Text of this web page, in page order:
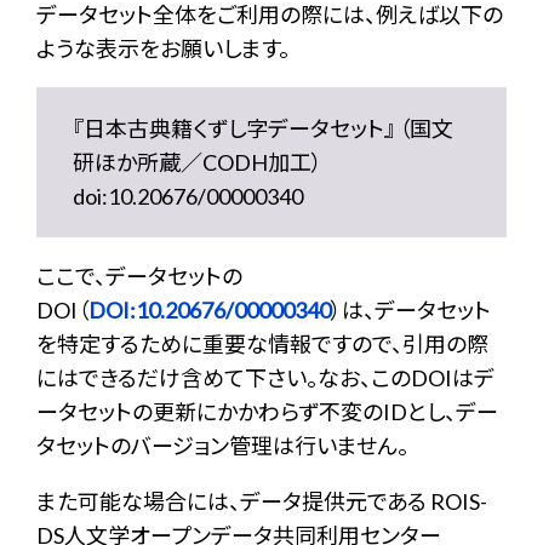
データセット全体をご利用の際には、例えば以下の
ような表示をお願いします。
『日本古典籍くずし字データセット』 （国文
研ほか所蔵／CODH加工）
doi:10.20676/00000340
ここで、データセットの
DOI（DOI:10.20676/00000340）は、データセット
を特定するために重要な情報ですので、引用の際
にはできるだけ含めて下さい。なお、このDOIはデ
ータセットの更新にかかわらず不変のIDとし、デー
タセットのバージョン管理は行いません。
また可能な場合には、データ提供元である ROIS-
DS人文学オープンデータ共同利用センター